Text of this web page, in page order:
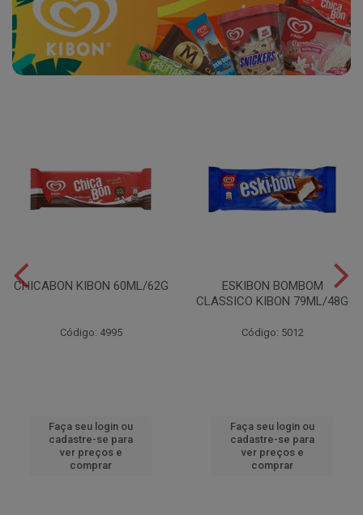
CHICABON KIBON 60ML/62G
Código: 4995
Faça seu login ou
cadastre-se para
ver preços e
comprar
ESKIBON BOMBOM
CLASSICO KIBON 79ML/48G
Código: 5012
Faça seu login ou
cadastre-se para
ver preços e
comprar